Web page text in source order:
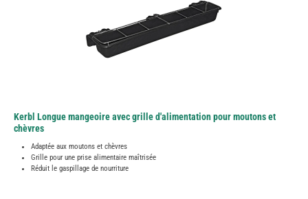
Kerbl Longue mangeoire avec grille d'alimentation pour moutons et
chèvres
Adaptée aux moutons et chèvres
Grille pour une prise alimentaire maîtrisée
Réduit le gaspillage de nourriture